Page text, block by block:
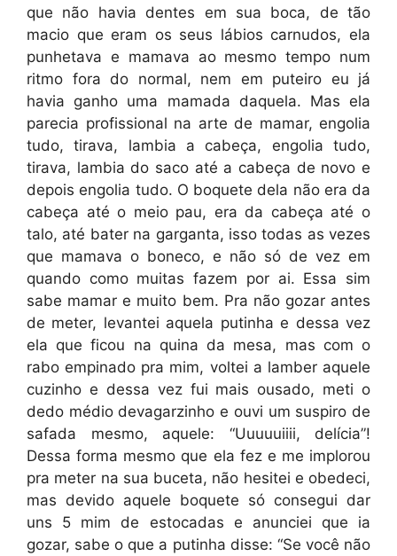
que não havia dentes em sua boca, de tão
macio que eram os seus lábios carnudos, ela
punhetava e mamava ao mesmo tempo num
ritmo fora do normal, nem em puteiro eu já
havia ganho uma mamada daquela. Mas ela
parecia profissional na arte de mamar, engolia
tudo, tirava, lambia a cabeça, engolia tudo,
tirava, lambia do saco até a cabeça de novo e
depois engolia tudo. O boquete dela não era da
cabeça até o meio pau, era da cabeça até o
talo, até bater na garganta, isso todas as vezes
que mamava o boneco, e não só de vez em
quando como muitas fazem por ai. Essa sim
sabe mamar e muito bem. Pra não gozar antes
de meter, levantei aquela putinha e dessa vez
ela que ficou na quina da mesa, mas com o
rabo empinado pra mim, voltei a lamber aquele
cuzinho e dessa vez fui mais ousado, meti o
dedo médio devagarzinho e ouvi um suspiro de
safada mesmo, aquele: “Uuuuuiiii, delícia”!
Dessa forma mesmo que ela fez e me implorou
pra meter na sua buceta, não hesitei e obedeci,
mas devido aquele boquete só consegui dar
uns 5 mim de estocadas e anunciei que ia
gozar, sabe o que a putinha disse: “Se você não